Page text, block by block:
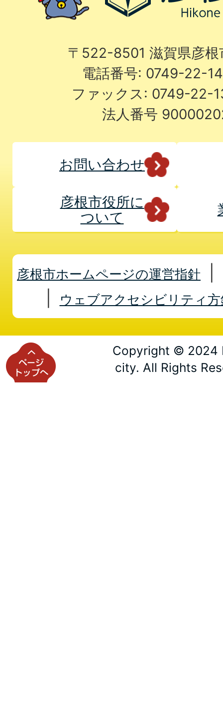
〒522-8501 滋賀県彦
電話番号: 0749-22-
ファックス: 0749-22-
法人番号
お問い合わせ
彦根市役所に
ついて
彦根市ホームページの運営指針
ウェブアクセシビリティ方
Copyright © 2024
city. All Rights